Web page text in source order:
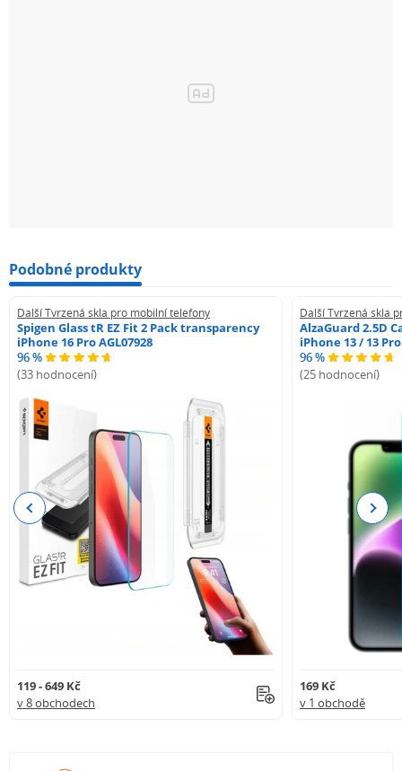
Podobné produkty
Další Tvrzená skla pro mobilní telefony
Spigen Glass tR EZ Fit 2 Pack transparency
iPhone 16 Pro AGL07928
96 %
(33 hodnocení)
119 - 649 Kč
v 8 obchodech
Další Tvrzená skla
AlzaGuard 2.5D
iPhone 13 / 13 Pro
96 %
(25 hodnocení)
169 Kč
v 1 obchodě
Previous Next